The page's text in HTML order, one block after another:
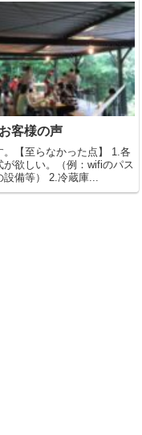
客様の声
。【至らなかった点】 1.各
が欲しい。（例：wifiのパス
設備等） 2.冷蔵庫...